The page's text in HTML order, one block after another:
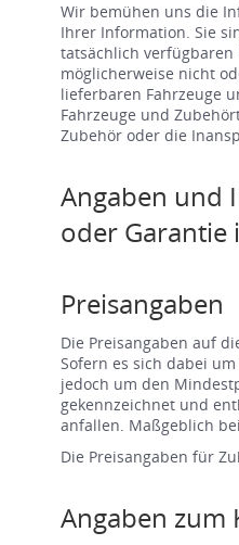
Wir bemühen uns die
Ihrer Information. Sie
tatsächlich verfügbaren
möglicherweise nicht
lieferbaren Fahrzeuge
Fahrzeuge und
Zubehör oder die
Angaben und
oder Garantie
Preisangaben
Die Preisangaben auf
Sofern es sich dabei
jedoch um den
gekennzeichnet und
anfallen. Maßgeblich
Die Preisangaben für
Angaben zum